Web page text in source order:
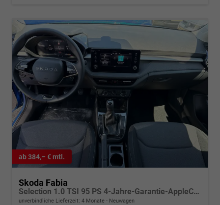
ab 384,– € mtl.
Skoda Fabia
Selection 1.0 TSI 95 PS 4-Jahre-Garantie-AppleCarPlay-AndroidAuto-LED-PDC-Sitzheizung-DAB-Klima
unverbindliche Lieferzeit: 4 Monate Neuwagen